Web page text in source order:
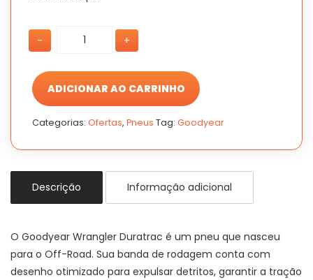
PNEU
245/70
GOODYEAR
WRANGLE
quantidade
PNEU
245/70
GOODYEAR
WRANGLE
quantidade
+
-
ADICIONAR AO CARRINHO
Categorias: Ofertas, Pneus Tag: Goodyear
Descrição Informação adicional
O Goodyear Wrangler Duratrac é um pneu que nasceu
para o Off-Road. Sua banda de rodagem conta com
desenho otimizado para expulsar detritos, garantir a tração